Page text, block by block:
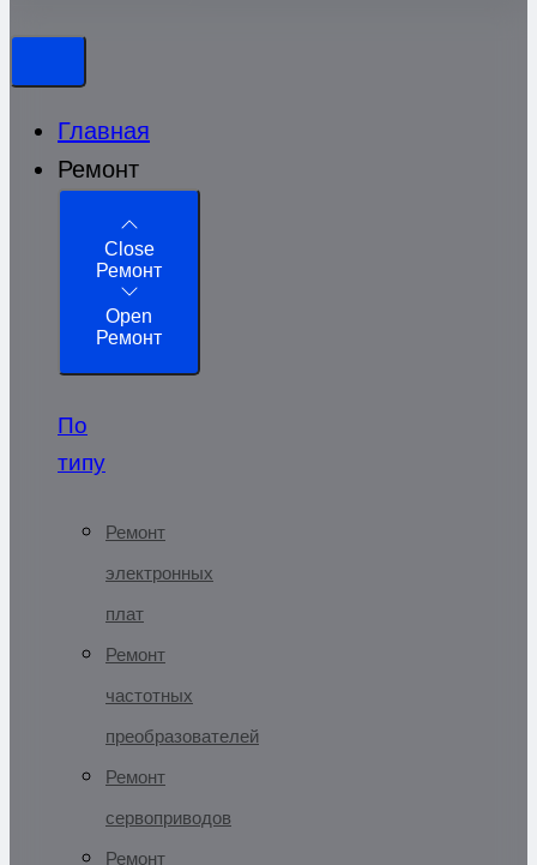
Главная
Ремонт
Close
Ремонт
Open
Ремонт
По
типу
Ремонт
электронных
плат
Ремонт
частотных
преобразователей
Ремонт
сервоприводов
Ремонт